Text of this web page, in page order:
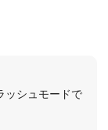
ッシュモードで